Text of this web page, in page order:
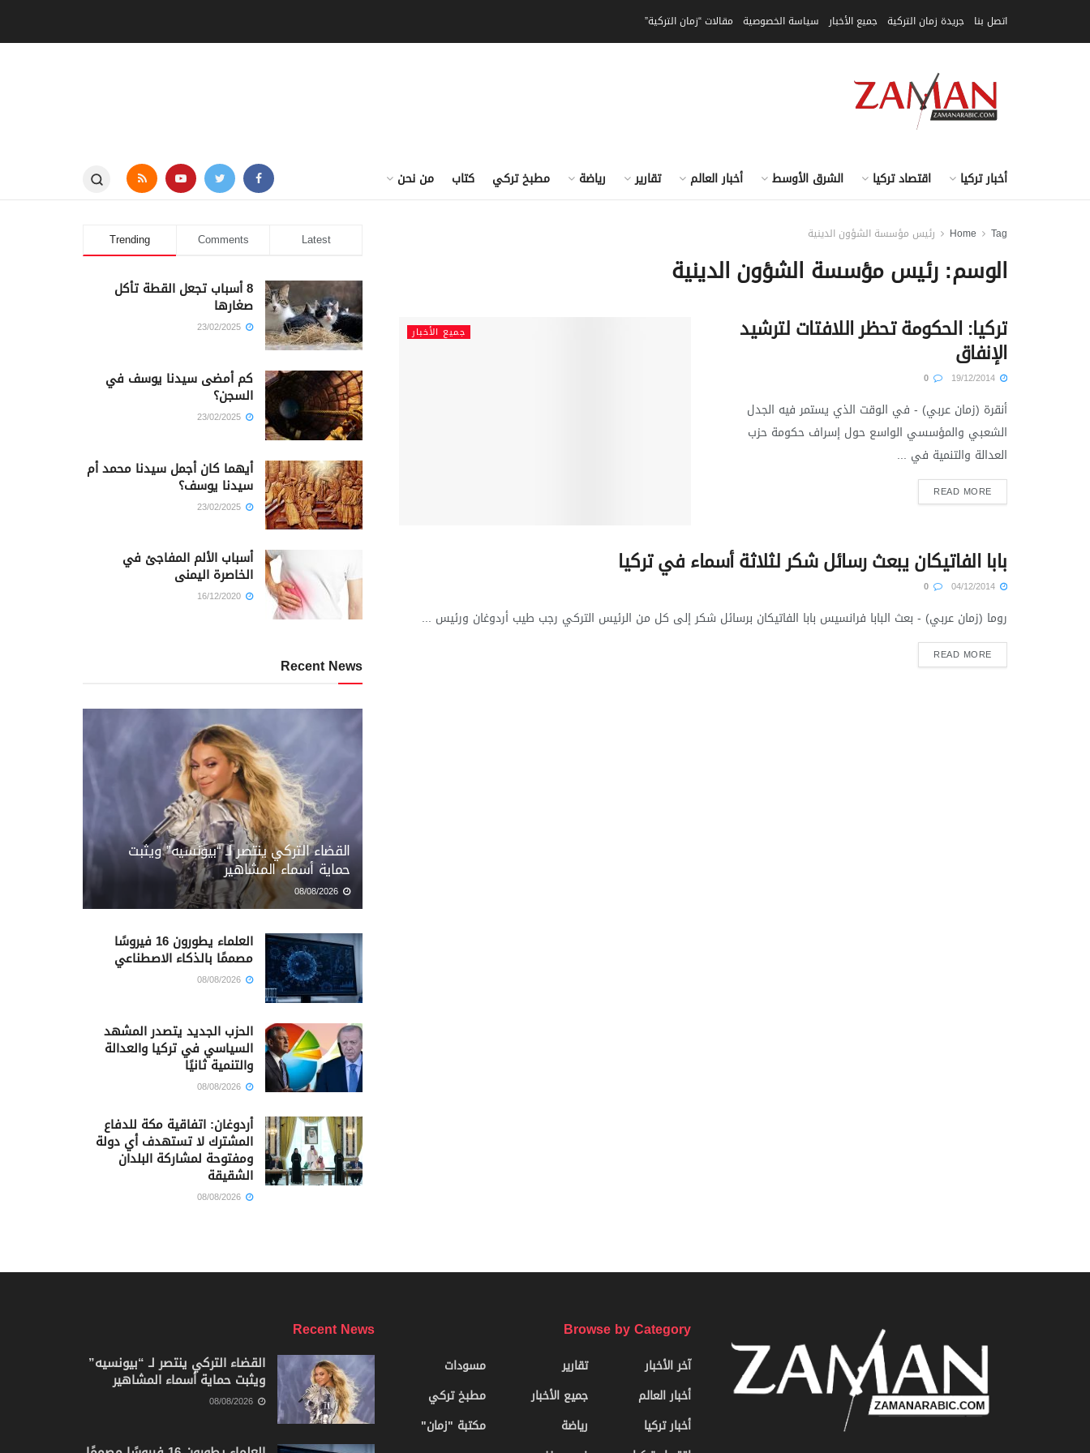
اتصل بنا جريدة زمان التركية جميع الأخبار سياسة الخصوصية مقالات “زمان التركية”
أخبار تركيا اقتصاد تركيا الشرق الأوسط أخبار العالم تقارير رياضة مطبخ تركي كتاب من نحن
Home Tag رئيس مؤسسة الشؤون الدينية
الوسم:رئيس مؤسسة الشؤون الدينية
جميع الأخبار تركيا: الحكومة تحظر اللافتات لترشيد
الإنفاق
أنقرة (زمان عربي) - في الوقت الذي يستمر فيه الجدل
الشعبي والمؤسسي الواسع حول إسراف حكومة حزب
العدالة والتنمية في ...
READ MORE
بابا الفاتيكان يبعث رسائل شكر لثلاثة أسماء في تركيا
روما (زمان عربي) - بعث البابا فرانسيس بابا الفاتيكان برسائل شكر إلى كل من الرئيس التركي رجب طيب أردوغان ورئيس ...
READ MORE
Trending Comments Latest
8 أسباب تجعل القطة تأكل
صغارها
كم أمضى سيدنا يوسف في
السجن؟
أيهما كان أجمل سيدنا محمد أم
سيدنا يوسف؟
أسباب الألم المفاجئ في
الخاصرة اليمنى
Recent News
القضاء التركي ينتصر لـ “بيونسيه” ويثبت
حماية أسماء المشاهير
العلماء يطورون 16 فيروسًا
مصممًا بالذكاء الاصطناعي
الحزب الجديد يتصدر المشهد
السياسي في تركيا والعدالة
والتنمية ثانيًا
أردوغان: اتفاقية مكة للدفاع
المشترك لا تستهدف أي دولة
ومفتوحة لمشاركة البلدان
الشقيقة
Browse by Category
آخر الأخبار
أخبار العالم
أخبار تركيا
تقارير
جميع الأخبار
رياضة
مسودات
مطبخ تركي
مكتبة "زمان"
Recent News
القضاء التركي ينتصر لـ “بيونسيه”
ويثبت حماية أسماء المشاهير